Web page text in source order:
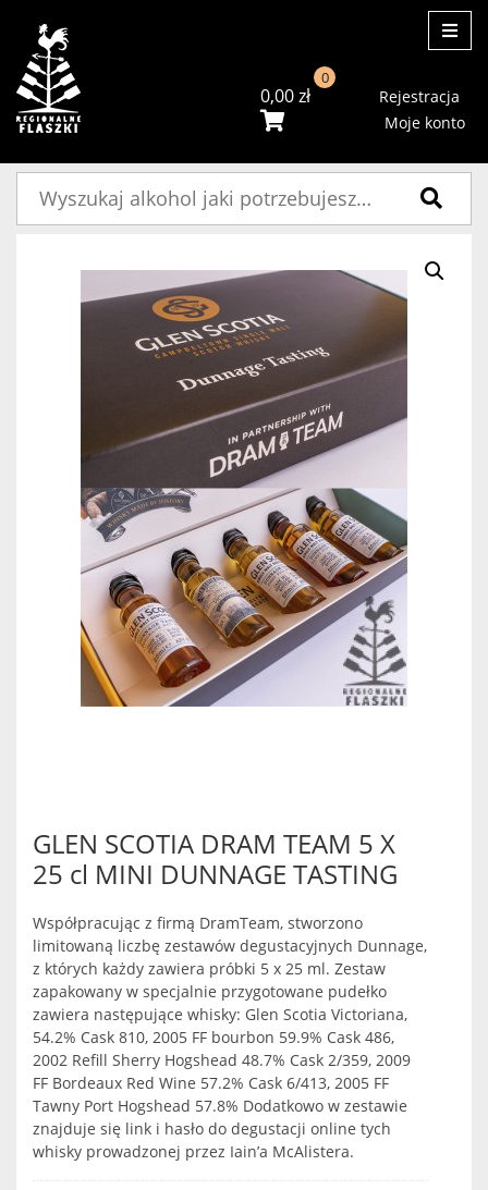
0,00zł
0
Rejestracja
Moje konto
GLEN SCOTIA DRAM TEAM 5 X
25 cl MINI DUNNAGE TASTING
Współpracując z firmą DramTeam, stworzono
limitowaną liczbę zestawów degustacyjnych Dunnage,
z których każdy zawiera próbki 5 x 25 ml. Zestaw
zapakowany w specjalnie przygotowane pudełko
zawiera następujące whisky: Glen Scotia Victoriana,
54.2% Cask 810, 2005 FF bourbon 59.9% Cask 486,
2002 Refill Sherry Hogshead 48.7% Cask 2/359, 2009
FF Bordeaux Red Wine 57.2% Cask 6/413, 2005 FF
Tawny Port Hogshead 57.8% Dodatkowo w zestawie
znajduje się link i hasło do degustacji online tych
whisky prowadzonej przez Iain’a McAlistera.